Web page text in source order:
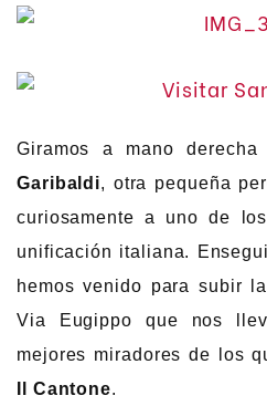
Giramos a mano
Garibaldi, otra pequeña
curiosamente a uno de
unificación italiana.
hemos venido para subir
Via Eugippo que nos
mejores miradores de los
Il Cantone.